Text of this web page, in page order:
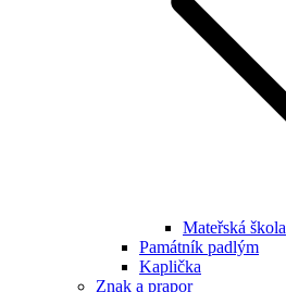
Mateřská škola
Památník padlým
Kaplička
Znak a prapor